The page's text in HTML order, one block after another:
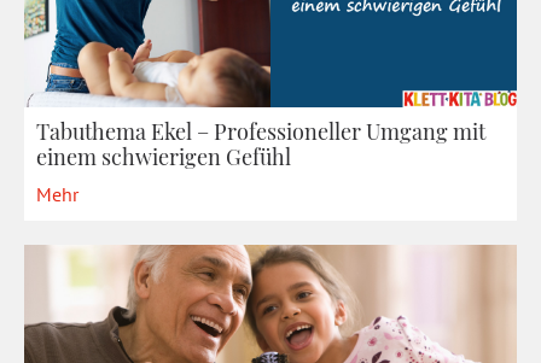
Tabuthema Ekel – Professioneller Umgang mit
einem schwierigen Gefühl
Mehr